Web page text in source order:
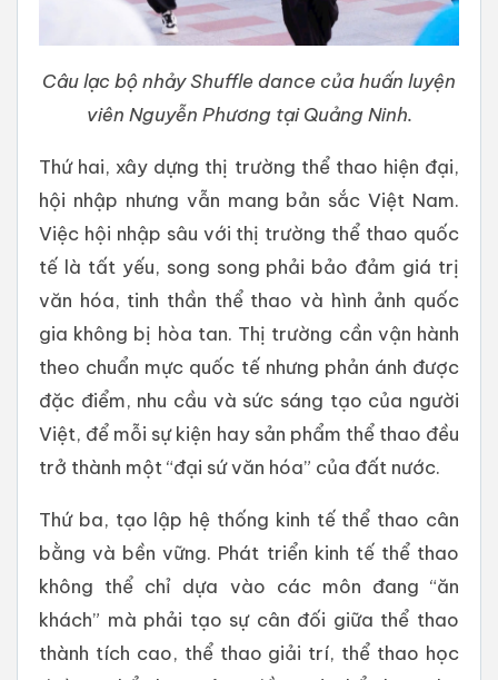
Câu lạc bộ nhảy Shuffle dance của huấn luyện
viên Nguyễn Phương tại Quảng Ninh.
Thứ hai, xây dựng thị trường thể thao hiện đại,
hội nhập nhưng vẫn mang bản sắc Việt Nam.
Việc hội nhập sâu với thị trường thể thao quốc
tế là tất yếu, song song phải bảo đảm giá trị
văn hóa, tinh thần thể thao và hình ảnh quốc
gia không bị hòa tan. Thị trường cần vận hành
theo chuẩn mực quốc tế nhưng phản ánh được
đặc điểm, nhu cầu và sức sáng tạo của người
Việt, để mỗi sự kiện hay sản phẩm thể thao đều
trở thành một “đại sứ văn hóa” của đất nước.
Thứ ba, tạo lập hệ thống kinh tế thể thao cân
bằng và bền vững. Phát triển kinh tế thể thao
không thể chỉ dựa vào các môn đang “ăn
khách” mà phải tạo sự cân đối giữa thể thao
thành tích cao, thể thao giải trí, thể thao học